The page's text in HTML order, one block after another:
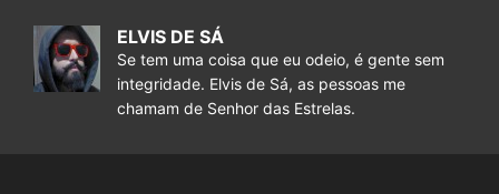
ELVIS DE SÁ
Se tem uma coisa que eu odeio, é gente sem
integridade. Elvis de Sá, as pessoas me
chamam de Senhor das Estrelas.